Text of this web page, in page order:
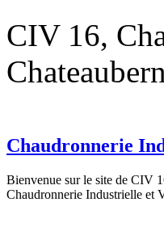
CIV 16,
Chaudronnerie
Bienvenue sur le site de CIV
Chaudronnerie Industrielle et